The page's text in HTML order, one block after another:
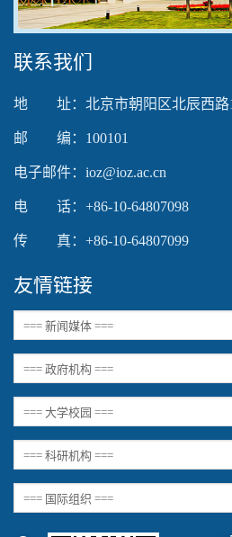
联系我们
地 址：北京市朝阳区北辰西路
邮 编：100101
电子邮件：ioz@ioz.ac.cn
电 话：+86-10-64807098
传 真：+86-10-64807099
友情链接